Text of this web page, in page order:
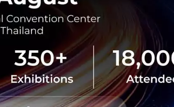
าใช้ชีวิตกันอย่างปกติได้เร็วขึ้น แต่ก็ต้องไม่ลืมที่
กๆ คน
ต็มได้ที่นี่